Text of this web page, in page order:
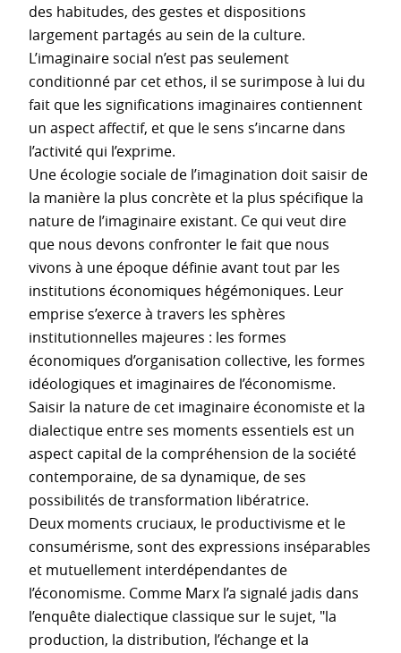
des habitudes, des gestes et dispositions
largement partagés au sein de la culture.
L’imaginaire social n’est pas seulement
conditionné par cet ethos, il se surimpose à lui du
fait que les significations imaginaires contiennent
un aspect affectif, et que le sens s’incarne dans
l’activité qui l’exprime.
Une écologie sociale de l’imagination doit saisir de
la manière la plus concrète et la plus spécifique la
nature de l’imaginaire existant. Ce qui veut dire
que nous devons confronter le fait que nous
vivons à une époque définie avant tout par les
institutions économiques hégémoniques. Leur
emprise s’exerce à travers les sphères
institutionnelles majeures : les formes
économiques d’organisation collective, les formes
idéologiques et imaginaires de l’économisme.
Saisir la nature de cet imaginaire économiste et la
dialectique entre ses moments essentiels est un
aspect capital de la compréhension de la société
contemporaine, de sa dynamique, de ses
possibilités de transformation libératrice.
Deux moments cruciaux, le productivisme et le
consumérisme, sont des expressions inséparables
et mutuellement interdépendantes de
l’économisme. Comme Marx l’a signalé jadis dans
l’enquête dialectique classique sur le sujet, "la
production, la distribution, l’échange et la